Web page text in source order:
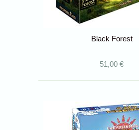
Black Forest
51,00 €